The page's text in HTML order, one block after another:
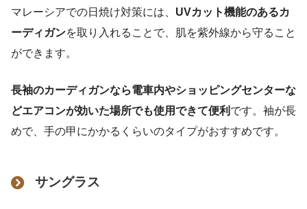
マレーシアでの日焼け対策には、 UVカット機能のあるカ
ーディガンを取り入れることで、肌を紫外線から守ること
ができます。
長袖のカーディガンなら電車内やショッピングセンターな
どエアコンが効いた場所でも使用できて便利 です。袖が長
めで、手の甲にかかるくらいのタイプがおすすめです。
サングラス